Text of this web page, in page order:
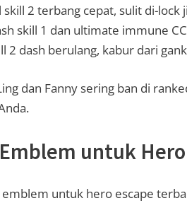
skill 2 terbang cepat, sulit di-lock
skill 1 dan ultimate immune
2 dash berulang, kabur dari
dan Fanny sering ban di
untuk
untuk hero escape